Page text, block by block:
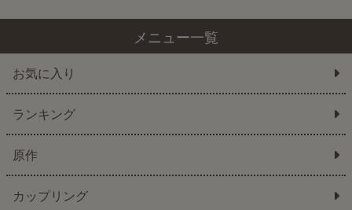
メニュー一覧
お気に入り
ランキング
原作
カップリング